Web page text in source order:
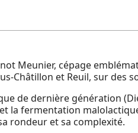
Meunier, cépage
Châtillon et Reuil, sur des
de dernière génération
la fermentation
rondeur et sa complexité.